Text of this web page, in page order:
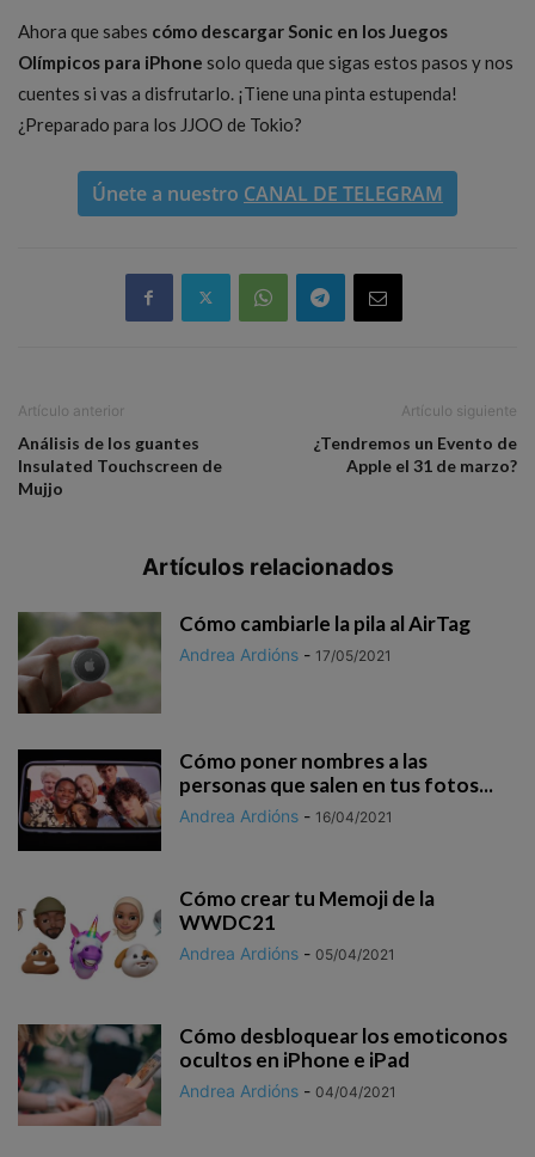
Ahora que sabes cómo descargar Sonic en los Juegos
Olímpicos para iPhone solo queda que sigas estos pasos y nos
cuentes si vas a disfrutarlo. ¡Tiene una pinta estupenda!
¿Preparado para los JJOO de Tokio?
Únete a nuestro CANAL DE TELEGRAM
Artículo anterior
Análisis de los guantes
Insulated Touchscreen de
Mujjo
Artículo siguiente
¿Tendremos un Evento de
Apple el 31 de marzo?
Artículos relacionados
Cómo cambiarle la pila al AirTag
Andrea Ardións - 17/05/2021
Cómo poner nombres a las
personas que salen en tus fotos...
Andrea Ardións - 16/04/2021
Cómo crear tu Memoji de la
WWDC21
Andrea Ardións - 05/04/2021
Cómo desbloquear los emoticonos
ocultos en iPhone e iPad
Andrea Ardións - 04/04/2021